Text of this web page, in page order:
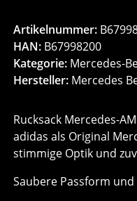
Artikelnummer:
HAN: B67998200
Kategorie: Mercedes-
Hersteller: Mercedes
Rucksack Mercedes-
adidas als Original
stimmige Optik und
Saubere Passform